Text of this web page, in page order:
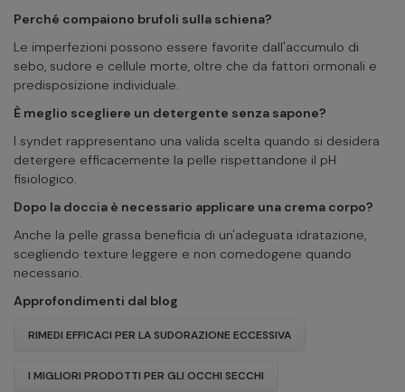
Perché compaiono brufoli sulla schiena?
Le imperfezioni possono essere favorite dall'accumulo di
sebo, sudore e cellule morte, oltre che da fattori ormonali e
predisposizione individuale.
È meglio scegliere un detergente senza sapone?
I syndet rappresentano una valida scelta quando si desidera
detergere efficacemente la pelle rispettandone il pH
fisiologico.
Dopo la doccia è necessario applicare una crema corpo?
Anche la pelle grassa beneficia di un'adeguata idratazione,
scegliendo texture leggere e non comedogene quando
necessario.
Approfondimenti dal blog
RIMEDI EFFICACI PER LA SUDORAZIONE ECCESSIVA
I MIGLIORI PRODOTTI PER GLI OCCHI SECCHI